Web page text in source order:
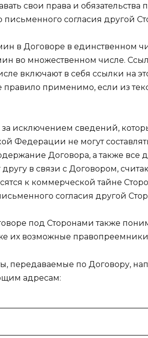
свои права и обязательства
согласия другой
в Договоре в единственном
во множественном числе.
включают в себя ссылки на
применимо, если из
за исключением сведений,
Федерации не могут
Договора, а также все
в связи с Договором,
к коммерческой тайне
согласия другой
под Сторонами также
их возможные
передаваемые по Договору,
адресам: